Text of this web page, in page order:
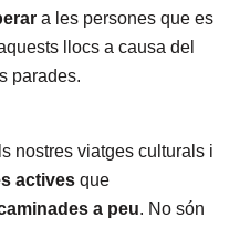
a les persones que es
llocs a causa del
parades.
nostres viatges culturals i
actives que
a peu. No són